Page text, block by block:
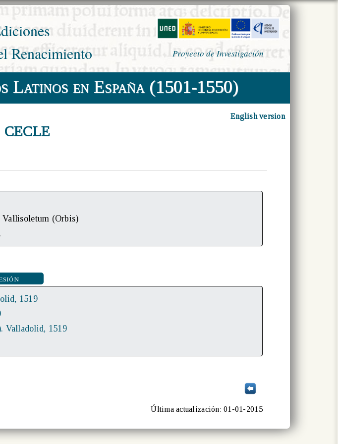
Renacimiento
Proyecto de Investigación
Latinos en España (1501-1550)
CECLE
English version
Vallisoletum (Orbis)
1519
Valladolid, 1519
Última actualización: 01-01-2015